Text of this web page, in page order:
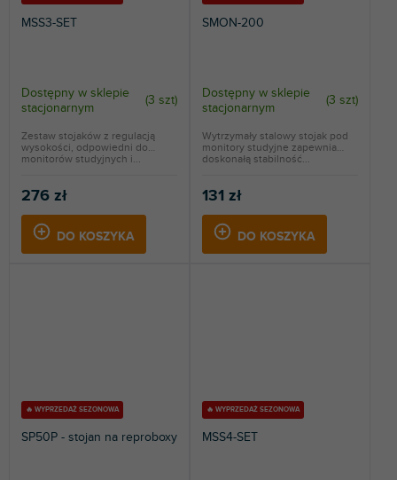
MSS3-SET
Dostępny w sklepie
stacjonarnym
(3 szt)
276 zł
DO KOSZYKA
Zestaw stojaków z regulacją
wysokości, odpowiedni do
monitorów studyjnych i...
SMON-200
Dostępny w sklepie
stacjonarnym
(3 szt)
131 zł
DO KOSZYKA
Wytrzymały stalowy stojak pod
monitory studyjne zapewnia
doskonałą stabilność...
🔥 WYPRZEDAŻ SEZONOWA
SP50P - stojan na reproboxy
🔥 WYPRZEDAŻ SEZONOWA
MSS4-SET